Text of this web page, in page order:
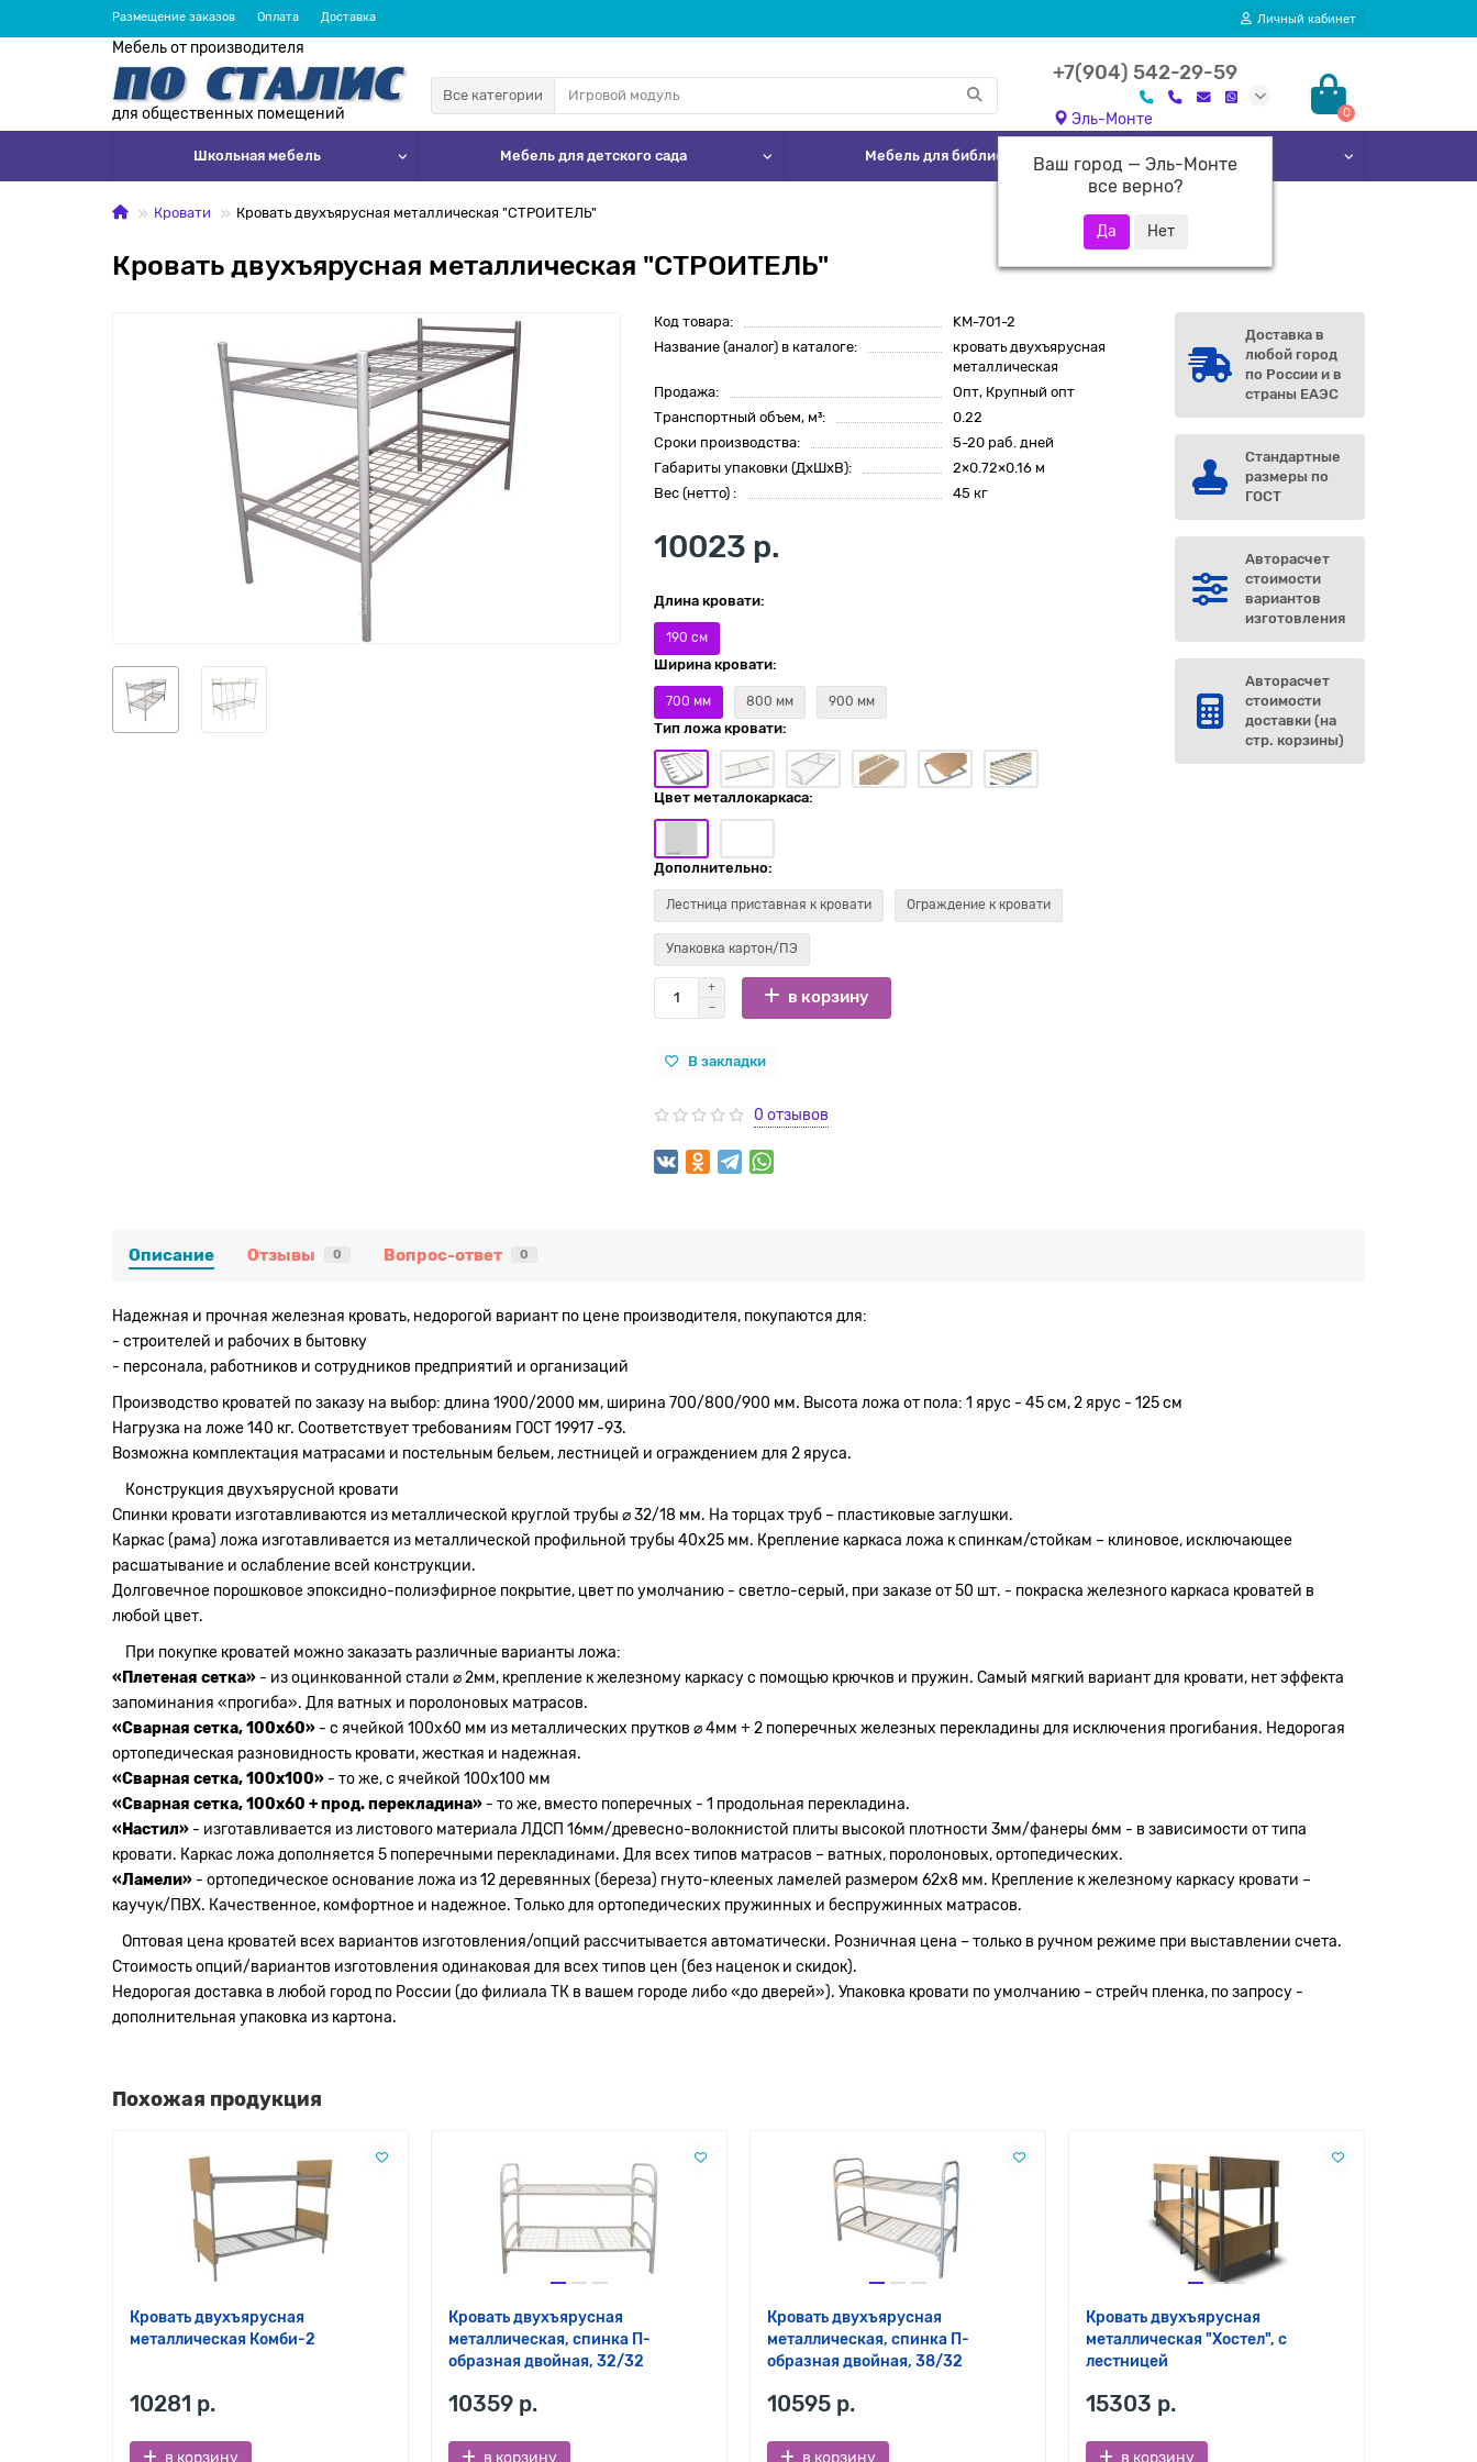
Размещение заказов Оплата Доставка Личный кабинет
Мебель от производителя
для общественных помещений
Все категории
+7(904) 542-29-59
Эль-Монте
Ваш город — Эль-Монте
все верно?
0
Школьная мебель Мебель для детского сада Мебель для библиотек
Кровати Кровать двухъярусная металлическая "СТРОИТЕЛЬ"
Кровать двухъярусная металлическая "СТРОИТЕЛЬ"
Код товара:
KM-701-2
Название (аналог) в каталоге:
кровать двухъярусная
металлическая
Продажа:
Опт, Крупный опт
Транспортный объем, м³:
0.22
Сроки производства:
5-20 раб. дней
Габариты упаковки (ДхШхВ):
2×0.72×0.16 м
Вес (нетто) :
45 кг
10023 р.
Длина кровати:
190 см
Ширина кровати:
700 мм 800 мм 900 мм
Тип ложа кровати:
Цвет металлокаркаса:
Дополнительно:
Лестница приставная к кровати Ограждение к кровати
Упаковка картон/ПЭ
в корзину
В закладки
0 отзывов
Доставка в
любой город
по России и в
страны ЕАЭС
Стандартные
размеры по
ГОСТ
Авторасчет
стоимости
вариантов
изготовления
Авторасчет
стоимости
доставки (на
стр. корзины)
Описание Отзывы 0 Вопрос-ответ 0
Надежная и прочная железная кровать, недорогой вариант по цене производителя, покупаются для:
- строителей и рабочих в бытовку
- персонала, работников и сотрудников предприятий и организаций
Производство кроватей по заказу на выбор: длина 1900/2000 мм, ширина 700/800/900 мм. Высота ложа от пола: 1 ярус - 45 см, 2 ярус - 125 см
Нагрузка на ложе 140 кг. Соответствует требованиям ГОСТ 19917 -93.
Возможна комплектация матрасами и постельным бельем, лестницей и ограждением для 2 яруса.
Конструкция двухъярусной кровати
Спинки кровати изготавливаются из металлической круглой трубы ⌀ 32/18 мм. На торцах труб – пластиковые заглушки.
Каркас (рама) ложа изготавливается из металлической профильной трубы 40х25 мм. Крепление каркаса ложа к спинкам/стойкам – клиновое, исключающее
расшатывание и ослабление всей конструкции.
Долговечное порошковое эпоксидно-полиэфирное покрытие, цвет по умолчанию - светло-серый, при заказе от 50 шт. - покраска железного каркаса кроватей в
любой цвет.
При покупке кроватей можно заказать различные варианты ложа:
«Плетеная сетка» - из оцинкованной стали ⌀ 2мм, крепление к железному каркасу с помощью крючков и пружин. Самый мягкий вариант для кровати, нет эффекта
запоминания «прогиба». Для ватных и поролоновых матрасов.
«Сварная сетка, 100х60» - с ячейкой 100х60 мм из металлических прутков ⌀ 4мм + 2 поперечных железных перекладины для исключения прогибания. Недорогая
ортопедическая разновидность кровати, жесткая и надежная.
«Сварная сетка, 100х100» - то же, с ячейкой 100х100 мм
«Сварная сетка, 100х60 + прод. перекладина» - то же, вместо поперечных - 1 продольная перекладина.
«Настил» - изготавливается из листового материала ЛДСП 16мм/древесно-волокнистой плиты высокой плотности 3мм/фанеры 6мм - в зависимости от типа
кровати. Каркас ложа дополняется 5 поперечными перекладинами. Для всех типов матрасов – ватных, поролоновых, ортопедических.
«Ламели» - ортопедическое основание ложа из 12 деревянных (береза) гнуто-клееных ламелей размером 62х8 мм. Крепление к железному каркасу кровати –
каучук/ПВХ. Качественное, комфортное и надежное. Только для ортопедических пружинных и беспружинных матрасов.
Оптовая цена кроватей всех вариантов изготовления/опций рассчитывается автоматически. Розничная цена – только в ручном режиме при выставлении счета.
Стоимость опций/вариантов изготовления одинаковая для всех типов цен (без наценок и скидок).
Недорогая доставка в любой город по России (до филиала ТК в вашем городе либо «до дверей»). Упаковка кровати по умолчанию – стрейч пленка, по запросу -
дополнительная упаковка из картона.
Похожая продукция
Кровать двухъярусная
металлическая Комби-2
10281 р.
в корзину
Кровать двухъярусная
металлическая, спинка П-
образная двойная, 32/32
10359 р.
в корзину
Кровать двухъярусная
металлическая, спинка П-
образная двойная, 38/32
10595 р.
в корзину
Кровать двухъярусная
металлическая "Хостел", с
лестницей
15303 р.
в корзину